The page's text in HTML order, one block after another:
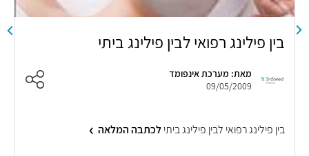
בין פילינג רפואי לבין פילינג ביתי
מאת: מערכת אינפומד
09/05/2009
בין פילינג רפואי לבין פילינג ביתילכתבה המלאה